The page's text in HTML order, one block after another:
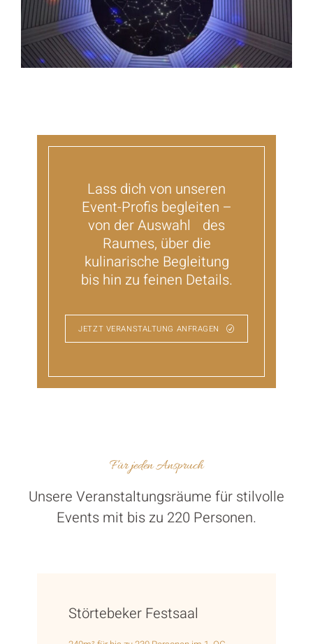
Lass dich von unseren
Event-Profis begleiten –
von der Auswahl des
Raumes, über die
kulinarische Begleitung
bis hin zu feinen Details.
JETZT VERANSTALTUNG ANFRAGEN
Für jeden Anspruch
Unsere Veranstaltungsräume für stilvolle
Events mit bis zu 220 Personen.
Störtebeker Festsaal